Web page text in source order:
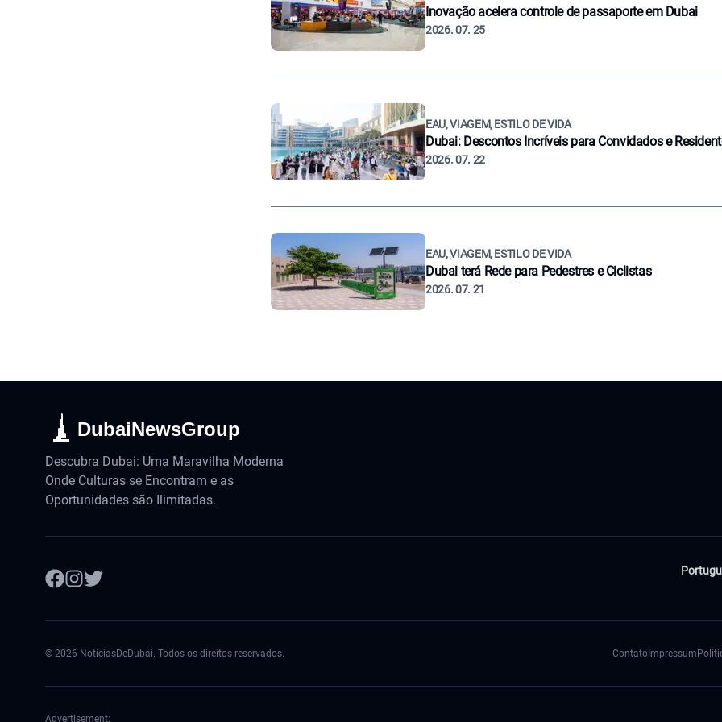
Inovação acelera controle de passaporte em Dubai
2026. 07. 25
EAU, VIAGEM, ESTILO DE VIDA
Dubai: Descontos Incríveis para Convidados e
2026. 07. 22
EAU, VIAGEM, ESTILO DE VIDA
Dubai terá Rede para Pedestres e Ciclistas
2026. 07. 21
DubaiNewsGroup
Descubra Dubai: Uma Maravilha Moderna
Onde Culturas se Encontram e as
Oportunidades são Ilimitadas.
© 2026 NotíciasDeDubai. Todos os direitos reservados. Contato Impressum
Advertisement: